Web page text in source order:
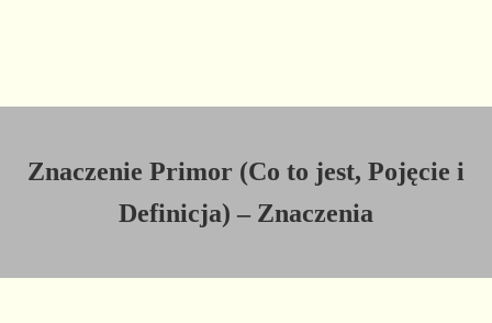
Znaczenie Primor (Co to jest, Pojęcie i
Definicja) – Znaczenia